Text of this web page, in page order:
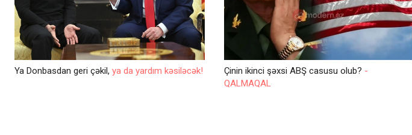
Ya Donbasdan geri çəkil, ya da yardım kəsiləcək! Çinin ikinci şəxsi ABŞ casusu olub? -
QALMAQAL